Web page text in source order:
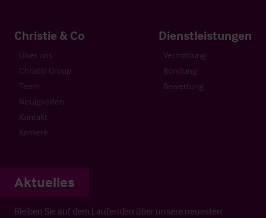
Christie & Co
Über uns
Christie Group
Team
Neuigkeiten
Kontakt
Karriere
Dienstleistungen
Vermittlung
Beratung
Bewertung
Aktuelles
Bleiben Sie auf dem Laufenden über unsere neuesten